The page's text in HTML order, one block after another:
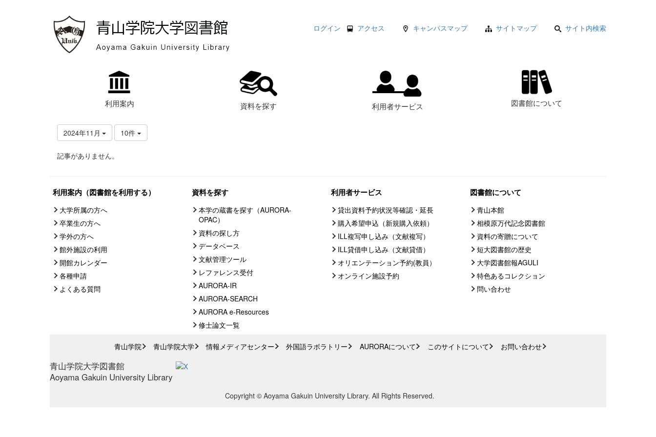
ログイン アクセス キャンパスマップ サイトマップ サイト内検索
利用案内 資料を探す 利用者サービス 図書館について
2024年11月 10件
記事がありません。
利用案内（図書館を利用する）
大学所属の方へ
卒業生の方へ
学外の方へ
館外施設の利用
開館カレンダー
各種申請
よくある質問
資料を探す
本学の蔵書を探す（AURORA-
OPAC）
資料の探し方
データベース
文献管理ツール
レファレンス受付
AURORA-IR
AURORA-SEARCH
AURORA e-Resources
修士論文一覧
利用者サービス
貸出資料予約状況等確認・延長
購入希望申込（新規購入依頼）
ILL複写申し込み（文献複写）
ILL貸借申し込み（文献貸借）
オリエンテーション予約(教員）
オンライン施設予約
図書館について
青山本館
相模原万代記念図書館
資料の寄贈について
短大図書館の歴史
大学図書館報AGULI
特色あるコレクション
問い合わせ
青山学院 青山学院大学 情報メディアセンター 外国語ラボラトリー AURORAについて このサイトについて お問い合わせ
青山学院大学図書館
Aoyama Gakuin University Library
Copyright © Aoyama Gakuin University Library. All Rights Reserved.